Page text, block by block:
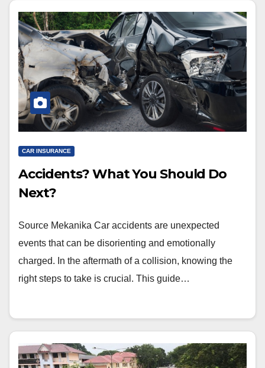
CAR INSURANCE
Accidents? What You Should Do
Next?
Source Mekanika Car accidents are unexpected
events that can be disorienting and emotionally
charged. In the aftermath of a collision, knowing the
right steps to take is crucial. This guide…